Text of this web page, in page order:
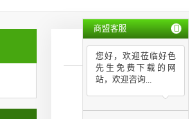
商盟客服
您好，欢迎莅临好色
先生免费下载的网
站，欢迎咨询...